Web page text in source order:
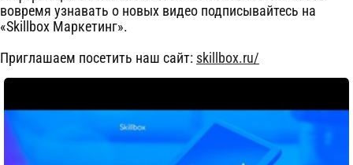
вовремя узнавать о новых видео подписывайтесь на
«Skillbox Маркетинг».
Приглашаем посетить наш сайт: skillbox.ru/